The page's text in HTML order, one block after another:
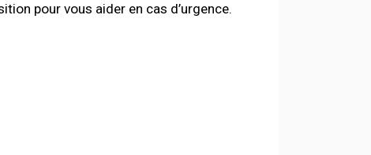
pour vous aider en cas d’urgence.